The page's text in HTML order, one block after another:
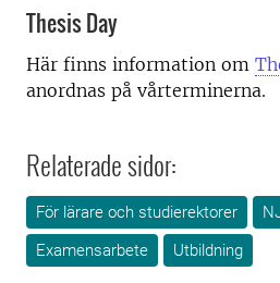
Thesis Day
Här finns information om
anordnas på vårterminerna.
Relaterade sidor:
För lärare och studierektorer
Examensarbete
Utbildning